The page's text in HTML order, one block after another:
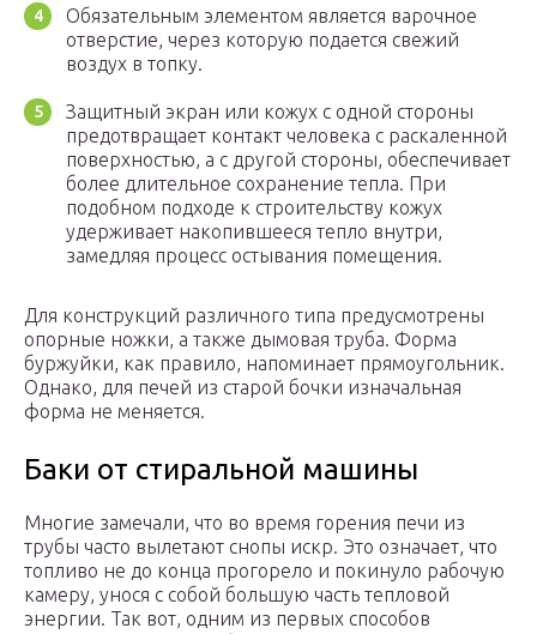
Обязательным элементом является варочное
отверстие, через которую подается свежий
воздух в топку.
Защитный экран или кожух с одной стороны
предотвращает контакт человека с раскаленной
поверхностью, а с другой стороны, обеспечивает
более длительное сохранение тепла. При
подобном подходе к строительству кожух
удерживает накопившееся тепло внутри,
замедляя процесс остывания помещения.
Для конструкций различного типа предусмотрены
опорные ножки, а также дымовая труба. Форма
буржуйки, как правило, напоминает прямоугольник.
Однако, для печей из старой бочки изначальная
форма не меняется.
Баки от стиральной машины
Многие замечали, что во время горения печи из
трубы часто вылетают снопы искр. Это означает, что
топливо не до конца прогорело и покинуло рабочую
камеру, унося с собой большую часть тепловой
энергии. Так вот, одним из первых способов